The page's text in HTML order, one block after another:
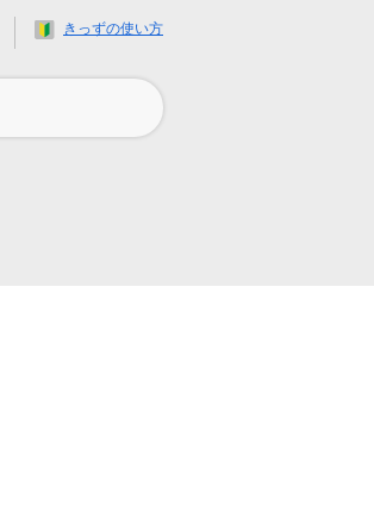
きっずの使い方